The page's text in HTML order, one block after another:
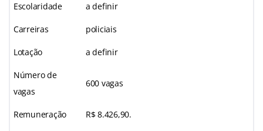
Escolaridade a definir
Carreiras policiais
Lotação a definir
Número de
vagas
600 vagas
Remuneração R$ 8.426,90.